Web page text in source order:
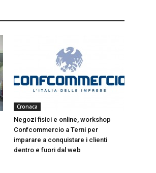
Cronaca
Negozi fisici e online, workshop
Confcommercio a Terni per
imparare a conquistare i clienti
dentro e fuori dal web